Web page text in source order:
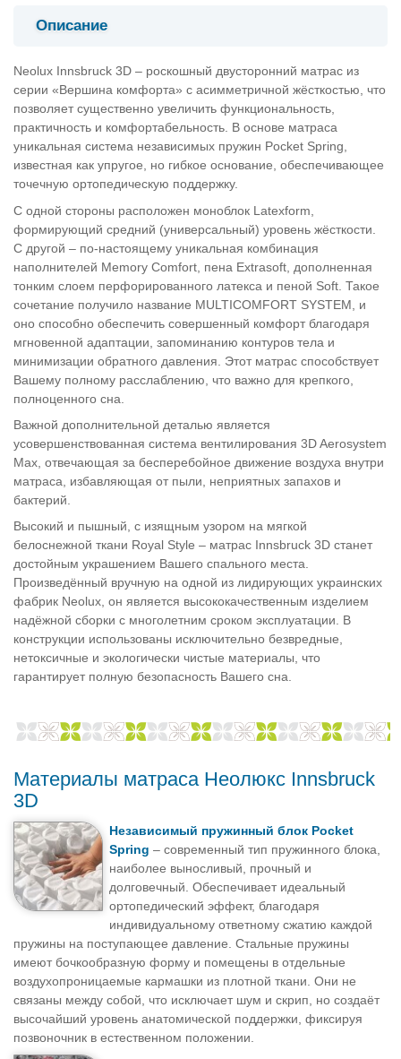
Описание
Neolux Innsbruck 3D – роскошный двусторонний матрас из
серии «Вершина комфорта» с асимметричной жёсткостью, что
позволяет существенно увеличить функциональность,
практичность и комфортабельность. В основе матраса
уникальная система независимых пружин Pocket Spring,
известная как упругое, но гибкое основание, обеспечивающее
точечную ортопедическую поддержку.
С одной стороны расположен моноблок Latexform,
формирующий средний (универсальный) уровень жёсткости.
С другой – по-настоящему уникальная комбинация
наполнителей Memory Comfort, пена Extrasoft, дополненная
тонким слоем перфорированного латекса и пеной Soft. Такое
сочетание получило название MULTICOMFORT SYSTEM, и
оно способно обеспечить совершенный комфорт благодаря
мгновенной адаптации, запоминанию контуров тела и
минимизации обратного давления. Этот матрас способствует
Вашему полному расслаблению, что важно для крепкого,
полноценного сна.
Важной дополнительной деталью является
усовершенствованная система вентилирования 3D Aerosystem
Max, отвечающая за бесперебойное движение воздуха внутри
матраса, избавляющая от пыли, неприятных запахов и
бактерий.
Высокий и пышный, с изящным узором на мягкой
белоснежной ткани Royal Style – матрас Innsbruck 3D станет
достойным украшением Вашего спального места.
Произведённый вручную на одной из лидирующих украинских
фабрик Neolux, он является высококачественным изделием
надёжной сборки с многолетним сроком эксплуатации. В
конструкции использованы исключительно безвредные,
нетоксичные и экологически чистые материалы, что
гарантирует полную безопасность Вашего сна.
Материалы матраса Неолюкс Innsbruck
3D
Независимый пружинный блок Pocket
Spring – современный тип пружинного блока,
наиболее выносливый, прочный и
долговечный. Обеспечивает идеальный
ортопедический эффект, благодаря
индивидуальному ответному сжатию каждой
пружины на поступающее давление. Стальные пружины
имеют бочкообразную форму и помещены в отдельные
воздухопроницаемые кармашки из плотной ткани. Они не
связаны между собой, что исключает шум и скрип, но создаёт
высочайший уровень анатомической поддержки, фиксируя
позвоночник в естественном положении.